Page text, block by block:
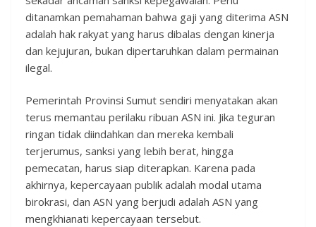
ditanamkan pemahaman bahwa gaji yang diterima ASN
adalah hak rakyat yang harus dibalas dengan kinerja
dan kejujuran, bukan dipertaruhkan dalam permainan
ilegal.
Pemerintah Provinsi Sumut sendiri menyatakan akan
terus memantau perilaku ribuan ASN ini. Jika teguran
ringan tidak diindahkan dan mereka kembali
terjerumus, sanksi yang lebih berat, hingga
pemecatan, harus siap diterapkan. Karena pada
akhirnya, kepercayaan publik adalah modal utama
birokrasi, dan ASN yang berjudi adalah ASN yang
mengkhianati kepercayaan tersebut.